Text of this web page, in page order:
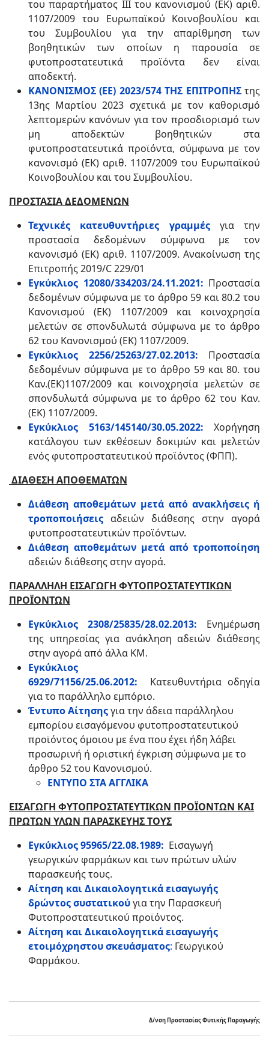
του παραρτήματος III του κανονισμού (ΕΚ) αριθ.
1107/2009 του Ευρωπαϊκού Κοινοβουλίου και
του Συμβουλίου για την απαρίθμηση των
βοηθητικών των οποίων η παρουσία σε
φυτοπροστατευτικά προϊόντα δεν είναι
αποδεκτή.
ΚΑΝΟΝΙΣΜΟΣ (ΕΕ) 2023/574 ΤΗΣ ΕΠΙΤΡΟΠΗΣ της
13ης Μαρτίου 2023 σχετικά με τον καθορισμό
λεπτομερών κανόνων για τον προσδιορισμό των
μη αποδεκτών βοηθητικών στα
φυτοπροστατευτικά προϊόντα, σύμφωνα με τον
κανονισμό (ΕΚ) αριθ. 1107/2009 του Ευρωπαϊκού
Κοινοβουλίου και του Συμβουλίου.
ΠΡΟΣΤΑΣΙΑ ΔΕΔΟΜΕΝΩΝ
Τεχνικές κατευθυντήριες γραμμές
για την
προστασία δεδομένων σύμφωνα με τον
κανονισμό (ΕΚ) αριθ. 1107/2009. Ανακοίνωση της
Επιτροπής 2019/C 229/01
Εγκύκλιος 12080/334203/24.11.2021: Προστασία
δεδομένων σύμφωνα με το άρθρο 59 και 80.2 του
Κανονισμού (ΕΚ) 1107/2009 και κοινοχρησία
μελετών σε σπονδυλωτά σύμφωνα με το άρθρο
62 του Κανονισμού (ΕΚ) 1107/2009.
Εγκύκλιος 2256/25263/27.02.2013: Προστασία
δεδομένων σύμφωνα με το άρθρο 59 και 80. του
Καν.(ΕΚ)1107/2009 και κοινοχρησία μελετών σε
σπονδυλωτά σύμφωνα με το άρθρο 62 του Καν.
(ΕΚ) 1107/2009.
Εγκύκλιος 5163/145140/30.05.2022: Χορήγηση
κατάλογου των εκθέσεων δοκιμών και μελετών
ενός φυτοπροστατευτικού προϊόντoς (ΦΠΠ).
ΔΙΑΘΕΣΗ ΑΠΟΘΕΜΑΤΩΝ
Διάθεση αποθεμάτων μετά από ανακλήσεις ή
τροποποιήσεις αδειών διάθεσης στην αγορά
φυτοπροστατευτικών προϊόντων.
Διάθεση αποθεμάτων μετά από τροποποίηση
αδειών διάθεσης στην αγορά.
ΠΑΡΑΛΛΗΛΗ ΕΙΣΑΓΩΓΗ ΦΥΤΟΠΡΟΣΤΑΤΕΥΤΙΚΩΝ
ΠΡΟΪΟΝΤΩΝ
Εγκύκλιος 2308/25835/28.02.2013:
Ενημέρωση
της υπηρεσίας για ανάκληση αδειών διάθεσης
στην αγορά από άλλα ΚΜ.
Εγκύκλιος
6929/71156/25.06.2012: Κατευθυντήρια οδηγία
για το παράλληλο εμπόριο.
Έντυπο Αίτησηςγια την άδεια παράλληλου
εμπορίου εισαγόμενου φυτοπροστατευτικού
προϊόντος όμοιου με ένα που έχει ήδη λάβει
προσωρινή ή οριστική έγκριση σύμφωνα με το
άρθρο 52 του Κανονισμού.
ΕΝΤΥΠΟ ΣΤΑ ΑΓΓΛΙΚΑ
ΕΙΣΑΓΩΓΗ ΦΥΤΟΠΡΟΣΤΑΤΕΥΤΙΚΩΝ ΠΡΟΪΟΝΤΩΝ ΚΑΙ
ΠΡΩΤΩΝ ΥΛΩΝ ΠΑΡΑΣΚΕΥΗΣ ΤΟΥΣ
Εγκύκλιος 95965/22.08.1989: Εισαγωγή
γεωργικών φαρμάκων και των πρώτων υλών
παρασκευής τους.
Αίτηση και Δικαιολογητικά εισαγωγής
δρώντος συστατικούγια την Παρασκευή
Φυτοπροστατευτικού προϊόντος.
Αίτηση και Δικαιολογητικά εισαγωγής
ετοιμόχρηστου σκευάσματος: Γεωργικού
Φαρμάκου.
Δ/νση Προστασίας Φυτικής Παραγωγής